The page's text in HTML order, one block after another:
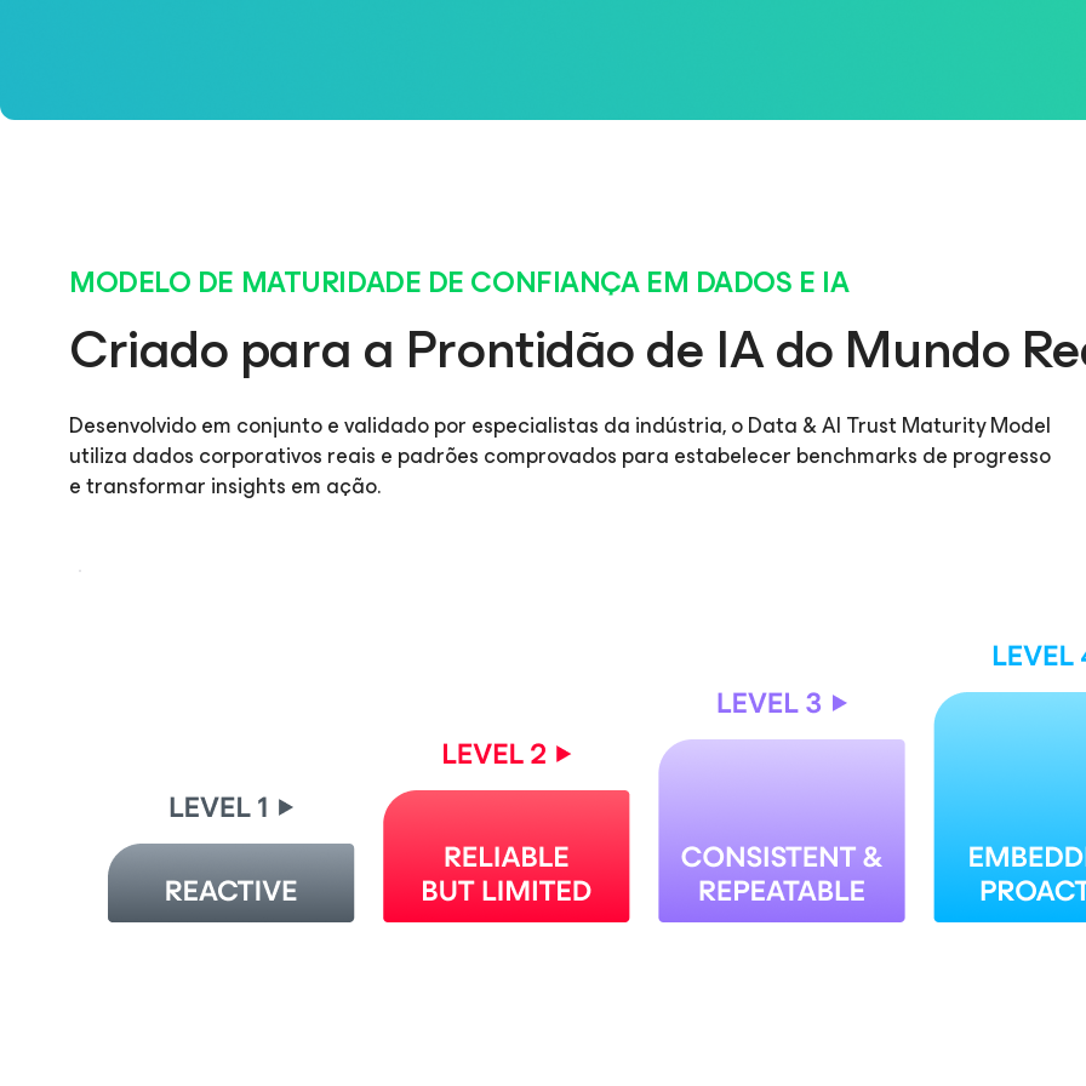
MODELO DE MATURIDADE DE CONFIANÇA EM DADOS E IA
Criado para a Prontidão de IA do Mundo
Desenvolvido em conjunto e validado por especialistas da indústria, o Data & AI Trust Maturity Model
utiliza dados corporativos reais e padrões comprovados para estabelecer benchmarks de progresso
e transformar insights em ação.